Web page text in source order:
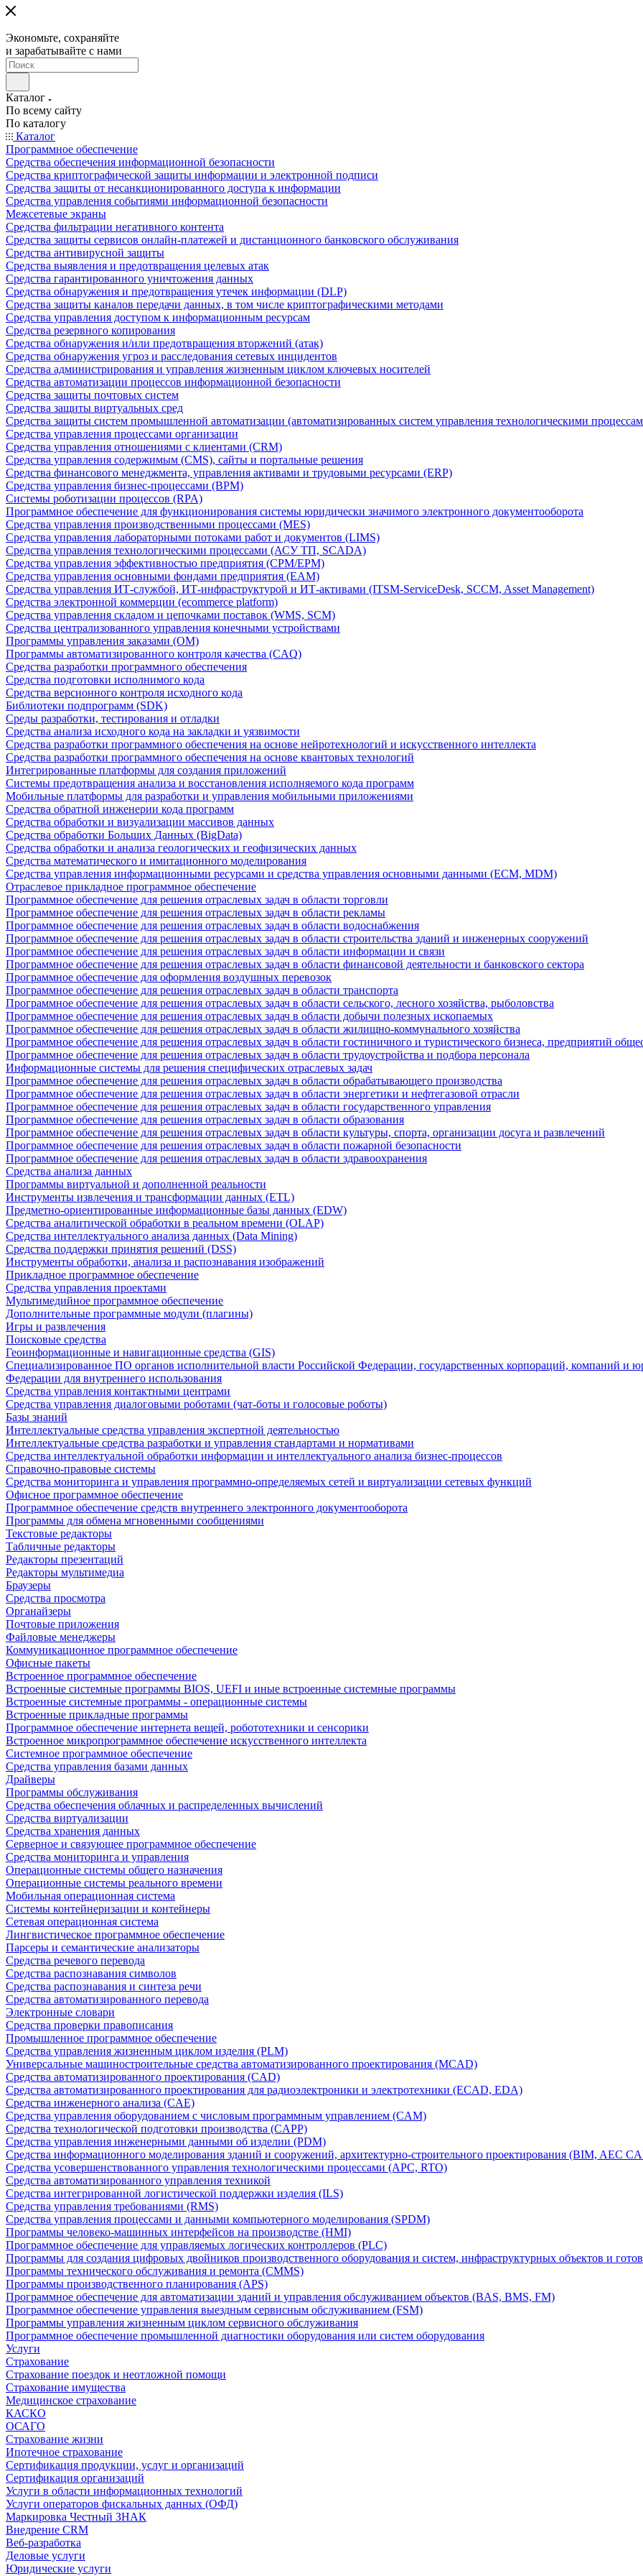
Экономьте, сохраняйте
и зарабатывайте с нами
Каталог
По всему сайту
По каталогу
Каталог
Программное обеспечение
Средства обеспечения информационной безопасности
Средства криптографической защиты информации и электронной подписи
Средства защиты от несанкционированного доступа к информации
Средства управления событиями информационной безопасности
Межсетевые экраны
Средства фильтрации негативного контента
Средства защиты сервисов онлайн-платежей и дистанционного банковского обслуживания
Средства антивирусной защиты
Средства выявления и предотвращения целевых атак
Средства гарантированного уничтожения данных
Средства обнаружения и предотвращения утечек информации (DLP)
Средства защиты каналов передачи данных, в том числе криптографическими методами
Средства управления доступом к информационным ресурсам
Средства резервного копирования
Средства обнаружения и/или предотвращения вторжений (атак)
Средства обнаружения угроз и расследования сетевых инцидентов
Средства администрирования и управления жизненным циклом ключевых носителей
Средства автоматизации процессов информационной безопасности
Средства защиты почтовых систем
Средства защиты виртуальных сред
Средства защиты систем промышленной автоматизации (автоматизированных систем управления технологическими
Средства управления процессами организации
Средства управления отношениями с клиентами (CRM)
Средства управления содержимым (CMS), сайты и портальные решения
Средства финансового менеджмента, управления активами и трудовыми ресурсами (ERP)
Средства управления бизнес-процессами (BPM)
Системы роботизации процессов (RPA)
Программное обеспечение для функционирования системы юридически значимого электронного документооборота
Средства управления производственными процессами (MES)
Средства управления лабораторными потоками работ и документов (LIMS)
Средства управления технологическими процессами (АСУ ТП, SCADA)
Средства управления эффективностью предприятия (CPM/EPM)
Средства управления основными фондами предприятия (EAM)
Средства управления ИТ-службой, ИТ-инфраструктурой и ИТ-активами (ITSM-ServiceDesk, SCCM, Asset Management)
Средства электронной коммерции (ecommerce platform)
Средства управления складом и цепочками поставок (WMS, SCM)
Средства централизованного управления конечными устройствами
Программы управления заказами (OM)
Программы автоматизированного контроля качества (CAQ)
Средства разработки программного обеспечения
Средства подготовки исполнимого кода
Средства версионного контроля исходного кода
Библиотеки подпрограмм (SDK)
Среды разработки, тестирования и отладки
Средства анализа исходного кода на закладки и уязвимости
Средства разработки программного обеспечения на основе нейротехнологий и искусственного интеллекта
Средства разработки программного обеспечения на основе квантовых технологий
Интегрированные платформы для создания приложений
Системы предотвращения анализа и восстановления исполняемого кода программ
Мобильные платформы для разработки и управления мобильными приложениями
Средства обратной инженерии кода программ
Средства обработки и визуализации массивов данных
Средства обработки Больших Данных (BigData)
Средства обработки и анализа геологических и геофизических данных
Средства математического и имитационного моделирования
Средства управления информационными ресурсами и средства управления основными данными (ECM, MDM)
Отраслевое прикладное программное обеспечение
Программное обеспечение для решения отраслевых задач в области торговли
Программное обеспечение для решения отраслевых задач в области рекламы
Программное обеспечение для решения отраслевых задач в области водоснабжения
Программное обеспечение для решения отраслевых задач в области строительства зданий и инженерных сооружений
Программное обеспечение для решения отраслевых задач в области информации и связи
Программное обеспечение для решения отраслевых задач в области финансовой деятельности и банковского сектора
Программное обеспечение для оформления воздушных перевозок
Программное обеспечение для решения отраслевых задач в области транспорта
Программное обеспечение для решения отраслевых задач в области сельского, лесного хозяйства, рыболовства
Программное обеспечение для решения отраслевых задач в области добычи полезных ископаемых
Программное обеспечение для решения отраслевых задач в области жилищно-коммунального хозяйства
Программное обеспечение для решения отраслевых задач в области гостиничного и туристического бизнеса, предприятий
Программное обеспечение для решения отраслевых задач в области трудоустройства и подбора персонала
Информационные системы для решения специфических отраслевых задач
Программное обеспечение для решения отраслевых задач в области обрабатывающего производства
Программное обеспечение для решения отраслевых задач в области энергетики и нефтегазовой отрасли
Программное обеспечение для решения отраслевых задач в области государственного управления
Программное обеспечение для решения отраслевых задач в области образования
Программное обеспечение для решения отраслевых задач в области культуры, спорта, организации досуга и развлечений
Программное обеспечение для решения отраслевых задач в области пожарной безопасности
Программное обеспечение для решения отраслевых задач в области здравоохранения
Средства анализа данных
Программы виртуальной и дополненной реальности
Инструменты извлечения и трансформации данных (ETL)
Предметно-ориентированные информационные базы данных (EDW)
Средства аналитической обработки в реальном времени (OLAP)
Средства интеллектуального анализа данных (Data Mining)
Средства поддержки принятия решений (DSS)
Инструменты обработки, анализа и распознавания изображений
Прикладное программное обеспечение
Средства управления проектами
Мультимедийное программное обеспечение
Дополнительные программные модули (плагины)
Игры и развлечения
Поисковые средства
Геоинформационные и навигационные средства (GIS)
Специализированное ПО органов исполнительной власти Российской Федерации, государственных корпораций, компаний и
Федерации для внутреннего использования
Средства управления контактными центрами
Средства управления диалоговыми роботами (чат-боты и голосовые роботы)
Базы знаний
Интеллектуальные средства управления экспертной деятельностью
Интеллектуальные средства разработки и управления стандартами и нормативами
Средства интеллектуальной обработки информации и интеллектуального анализа бизнес-процессов
Справочно-правовые системы
Средства мониторинга и управления программно-определяемых сетей и виртуализации сетевых функций
Офисное программное обеспечение
Программное обеспечение средств внутреннего электронного документооборота
Программы для обмена мгновенными сообщениями
Текстовые редакторы
Табличные редакторы
Редакторы презентаций
Редакторы мультимедиа
Браузеры
Средства просмотра
Органайзеры
Почтовые приложения
Файловые менеджеры
Коммуникационное программное обеспечение
Офисные пакеты
Встроенное программное обеспечение
Встроенные системные программы BIOS, UEFI и иные встроенные системные программы
Встроенные системные программы - операционные системы
Встроенные прикладные программы
Программное обеспечение интернета вещей, робототехники и сенсорики
Встроенное микропрограммное обеспечение искусственного интеллекта
Системное программное обеспечение
Средства управления базами данных
Драйверы
Программы обслуживания
Средства обеспечения облачных и распределенных вычислений
Средства виртуализации
Средства хранения данных
Серверное и связующее программное обеспечение
Средства мониторинга и управления
Операционные системы общего назначения
Операционные системы реального времени
Мобильная операционная система
Системы контейнеризации и контейнеры
Сетевая операционная система
Лингвистическое программное обеспечение
Парсеры и семантические анализаторы
Средства речевого перевода
Средства распознавания символов
Средства распознавания и синтеза речи
Средства автоматизированного перевода
Электронные словари
Средства проверки правописания
Промышленное программное обеспечение
Средства управления жизненным циклом изделия (PLM)
Универсальные машиностроительные средства автоматизированного проектирования (MCAD)
Средства автоматизированного проектирования (CAD)
Средства автоматизированного проектирования для радиоэлектроники и электротехники (ECAD, EDA)
Средства инженерного анализа (CAE)
Средства управления оборудованием с числовым программным управлением (CAM)
Средства технологической подготовки производства (CAPP)
Средства управления инженерными данными об изделии (PDM)
Средства информационного моделирования зданий и сооружений, архитектурно-строительного проектирования (BIM, AEC
Средства усовершенствованного управления технологическими процессами (APC, RTO)
Средства автоматизированного управления техникой
Средства интегрированной логистической поддержки изделия (ILS)
Средства управления требованиями (RMS)
Средства управления процессами и данными компьютерного моделирования (SPDM)
Программы человеко-машинных интерфейсов на производстве (HMI)
Программное обеспечение для управляемых логических контроллеров (PLC)
Программы для создания цифровых двойников производственного оборудования и систем, инфраструктурных объектов и
Программы технического обслуживания и ремонта (CMMS)
Программы производственного планирования (APS)
Программное обеспечение для автоматизации зданий и управления обслуживанием объектов (BAS, BMS, FM)
Программное обеспечение управления выездным сервисным обслуживанием (FSM)
Программы управления жизненным циклом сервисного обслуживания
Программное обеспечение промышленной диагностики оборудования или систем оборудования
Услуги
Страхование
Страхование поездок и неотложной помощи
Страхование имущества
Медицинское страхование
КАСКО
ОСАГО
Страхование жизни
Ипотечное страхование
Сертификация продукции, услуг и организаций
Сертификация организаций
Услуги в области информационных технологий
Услуги операторов фискальных данных (ОФД)
Маркировка Честный ЗНАК
Внедрение CRM
Веб-разработка
Деловые услуги
Юридические услуги